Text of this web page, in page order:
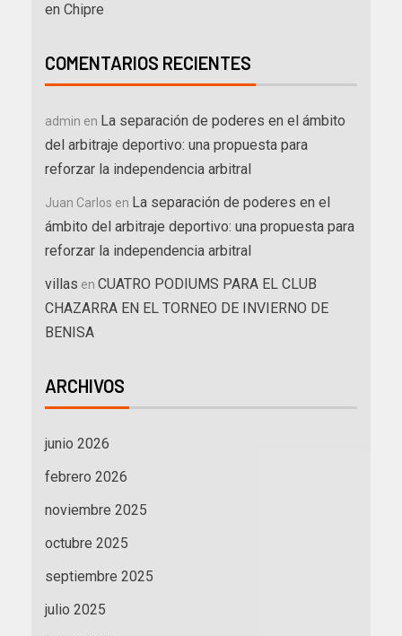
en Chipre
COMENTARIOS RECIENTES
admin en La separación de poderes en el ámbito
del arbitraje deportivo: una propuesta para
reforzar la independencia arbitral
Juan Carlos en La separación de poderes en el
ámbito del arbitraje deportivo: una propuesta para
reforzar la independencia arbitral
villas en CUATRO PODIUMS PARA EL CLUB
CHAZARRA EN EL TORNEO DE INVIERNO DE
BENISA
ARCHIVOS
junio 2026
febrero 2026
noviembre 2025
octubre 2025
septiembre 2025
julio 2025